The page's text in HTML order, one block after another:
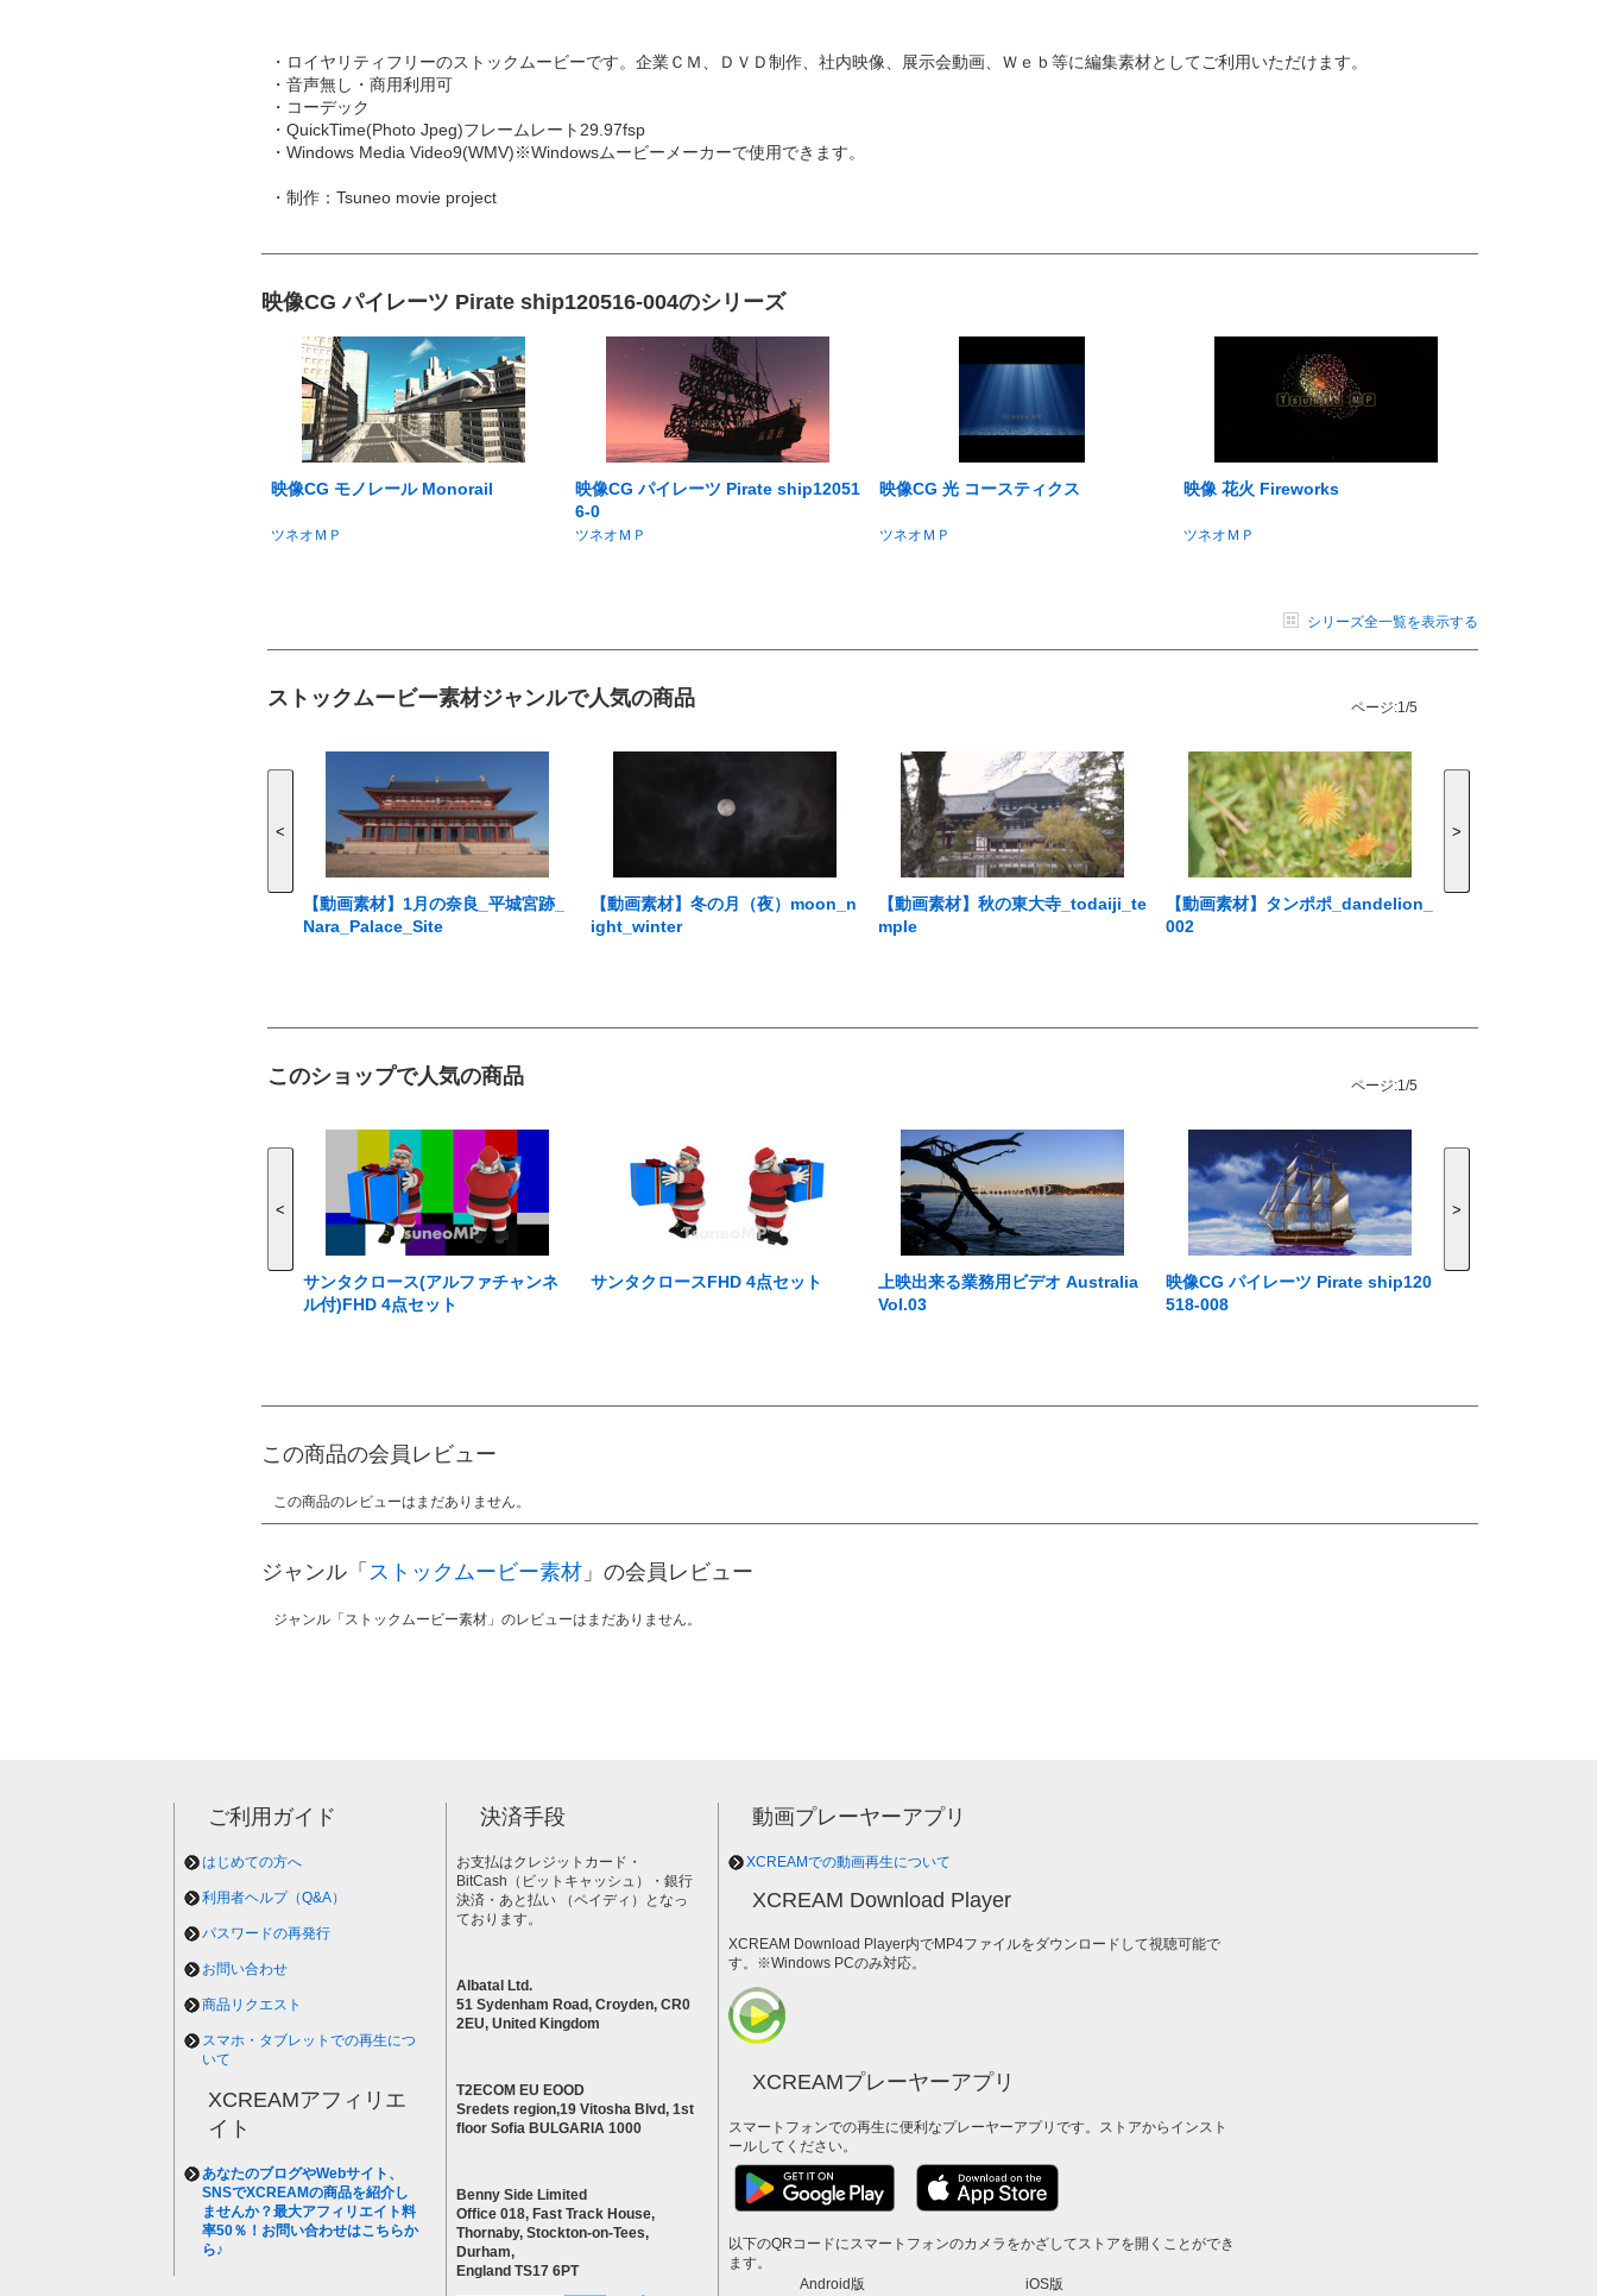
・ロイヤリティフリーのストックムービーです。企業ＣＭ、ＤＶＤ制作、社内映像、展示会動画、Ｗｅｂ等に編集素材としてご利用いただけます。
・音声無し・商用利用可
・コーデック
・QuickTime(Photo Jpeg)フレームレート29.97fsp
・Windows Media Video9(WMV)※Windowsムービーメーカーで使用できます。
・制作：Tsuneo movie project
映像CG パイレーツ Pirate ship120516-004のシリーズ
映像CG モノレール Monorail
ツネオＭＰ
映像CG パイレーツ Pirate ship12051
6-0
ツネオＭＰ
映像CG 光 コースティクス
ツネオＭＰ
映像 花火 Fireworks
ツネオＭＰ
シリーズ全一覧を表示する
ストックムービー素材ジャンルで人気の商品 ページ:1/5
<
【動画素材】1月の奈良_平城宮跡_
Nara_Palace_Site
【動画素材】冬の月（夜）moon_n
ight_winter
【動画素材】秋の東大寺_todaiji_te
mple
【動画素材】タンポポ_dandelion_
002
>
このショップで人気の商品 ページ:1/5
<
サンタクロース(アルファチャンネ
ル付)FHD 4点セット
サンタクロースFHD 4点セット
上映出来る業務用ビデオ Australia
Vol.03
映像CG パイレーツ Pirate ship120
518-008
>
この商品の会員レビュー
この商品のレビューはまだありません。
ジャンル「 ストックムービー素材 」の会員レビュー
ジャンル「ストックムービー素材」のレビューはまだありません。
ご利用ガイド
はじめての方へ
利用者ヘルプ（Q&A）
パスワードの再発行
お問い合わせ
商品リクエスト
スマホ・タブレットでの再生につ
いて
XCREAMアフィリエ
イト
あなたのブログやWebサイト、
SNSでXCREAMの商品を紹介し
ませんか？最大アフィリエイト料
率50％！お問い合わせはこちらか
ら♪
決済手段
お支払はクレジットカード・
BitCash（ビットキャッシュ）・銀行
決済・あと払い （ペイディ）となっ
ております。
Albatal Ltd.
51 Sydenham Road, Croyden, CR0
2EU, United Kingdom
T2ECOM EU EOOD
Sredets region,19 Vitosha Blvd, 1st
floor Sofia BULGARIA 1000
Benny Side Limited
Office 018, Fast Track House,
Thornaby, Stockton-on-Tees,
Durham,
England TS17 6PT
動画プレーヤーアプリ
XCREAMでの動画再生について
XCREAM Download Player
XCREAM Download Player内でMP4ファイルをダウンロードして視聴可能で
す。※Windows PCのみ対応。
XCREAMプレーヤーアプリ
スマートフォンでの再生に便利なプレーヤーアプリです。ストアからインスト
ールしてください。
以下のQRコードにスマートフォンのカメラをかざしてストアを開くことができ
ます。
Android版
iOS版